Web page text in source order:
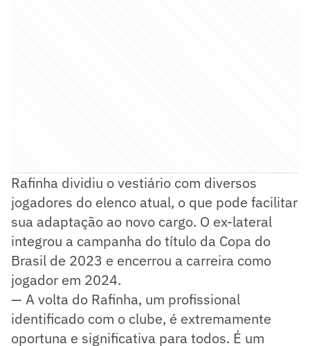
Rafinha dividiu o vestiário com diversos
jogadores do elenco atual, o que pode facilitar
sua adaptação ao novo cargo. O ex-lateral
integrou a campanha do título da Copa do
Brasil de 2023 e encerrou a carreira como
jogador em 2024.
— A volta do Rafinha, um profissional
identificado com o clube, é extremamente
oportuna e significativa para todos. É um